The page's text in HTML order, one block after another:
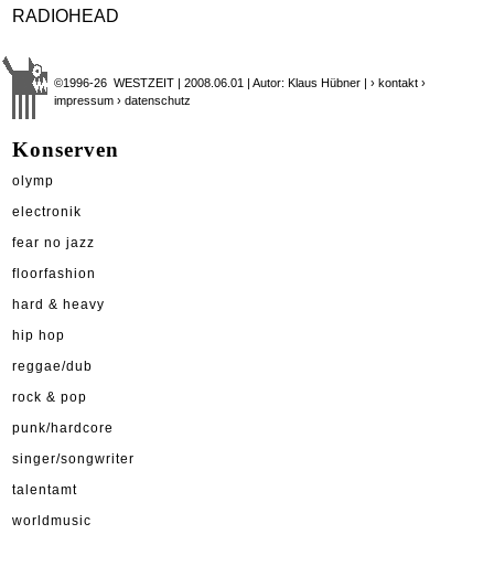
RADIOHEAD
©1996-26 WESTZEIT | 2008.06.01 | Autor: Klaus Hübner |› kontakt ›
impressum › datenschutz
Konserven
olymp
electronik
fear no jazz
floorfashion
hard & heavy
hip hop
reggae/dub
rock & pop
punk/hardcore
singer/songwriter
talentamt
worldmusic